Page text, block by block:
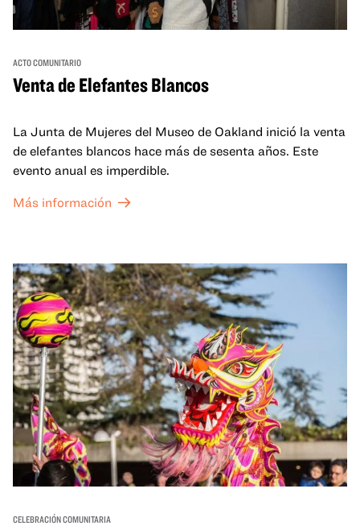
ACTO COMUNITARIO
Venta de Elefantes Blancos
La Junta de Mujeres del Museo de Oakland inició la venta
de elefantes blancos hace más de sesenta años. Este
evento anual es imperdible.
Más información
CELEBRACIÓN COMUNITARIA